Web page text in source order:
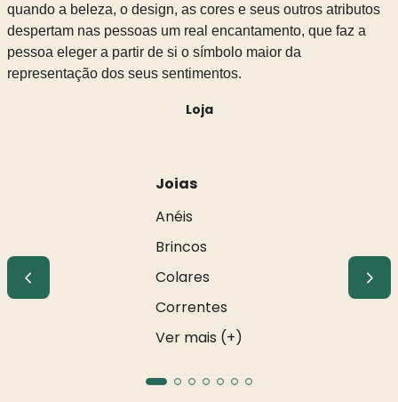
quando a beleza, o design, as cores e seus outros atributos
despertam nas pessoas um real encantamento, que faz a
pessoa eleger a partir de si o símbolo maior da
representação dos seus sentimentos.
Loja
Joias
Anéis
Brincos
Colares
Correntes
Ver mais (+)